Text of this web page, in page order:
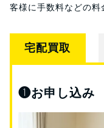
客様に手数料などの料
宅配買取
❶お申し込み